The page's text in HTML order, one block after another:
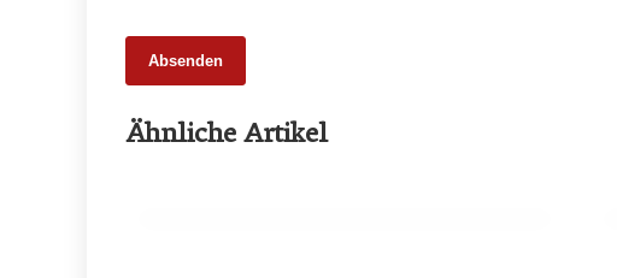
Absenden
Ähnliche Artikel
Fabian Kolosz über Prämierungen als